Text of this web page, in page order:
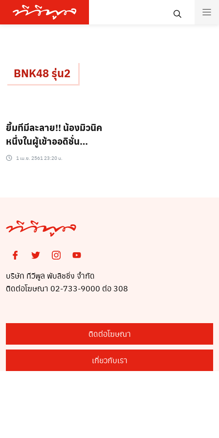
BNK48 รุ่น2
ยิ้มทีมีละลาย!! น้องมิวนิค
หนึ่งในผู้เข้าออดิชั่น
BNK48 รุ่น 2 ถูกใจเหล่า
1 เม.ย. 2561 23:20 น.
บริษัท ทีวีพูล พับลิชชิ่ง จำกัด
ติดต่อโฆษณา 02-733-9000 ต่อ 308
ติดต่อโฆษณา
เกี่ยวกับเรา